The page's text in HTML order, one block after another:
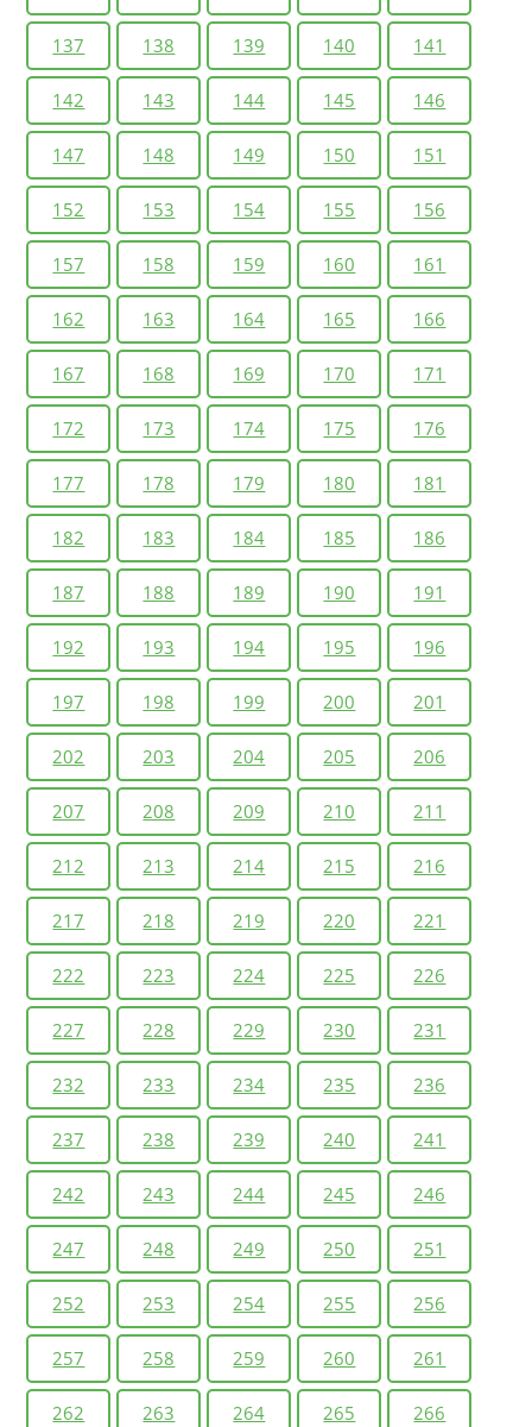
137 138 139 140 141
142 143 144 145 146
147 148 149 150 151
152 153 154 155 156
157 158 159 160 161
162 163 164 165 166
167 168 169 170 171
172 173 174 175 176
177 178 179 180 181
182 183 184 185 186
187 188 189 190 191
192 193 194 195 196
197 198 199 200 201
202 203 204 205 206
207 208 209 210 211
212 213 214 215 216
217 218 219 220 221
222 223 224 225 226
227 228 229 230 231
232 233 234 235 236
237 238 239 240 241
242 243 244 245 246
247 248 249 250 251
252 253 254 255 256
257 258 259 260 261
262 263 264 265 266